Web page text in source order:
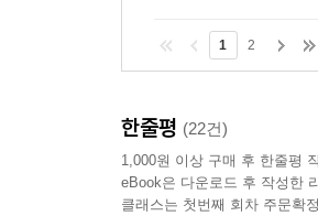
1 2
한줄평 (22건)
1,000원 이상 구매 후 한줄평
eBook은 다운로드 후 작성한
클래스는 첫번째 회차 주문확